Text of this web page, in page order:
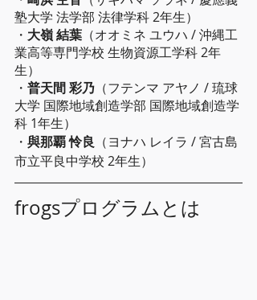
塾大学 法学部 法律学科 2年生）
・ 大嶺 結葉 （オオミネ ユウハ / 沖縄工
業高等専門学校 生物資源工学科 2年
生）
・ 普天間 彩乃 （フテンマ アヤノ / 琉球
大学 国際地域創造学部 国際地域創造学
科 1年生）
・ 與那覇 怜良 （ヨナハ レイラ / 宮古島
市立平良中学校 2年生）
frogsプログラムとは